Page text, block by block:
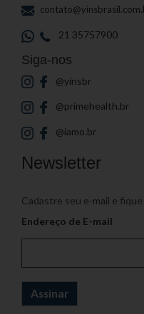
21 35757900
Siga-nos
@yinsbr
@primehealth.br
@iamo.br
Newsletter
Cadastre seu e-mail e
Endereço de E-mail